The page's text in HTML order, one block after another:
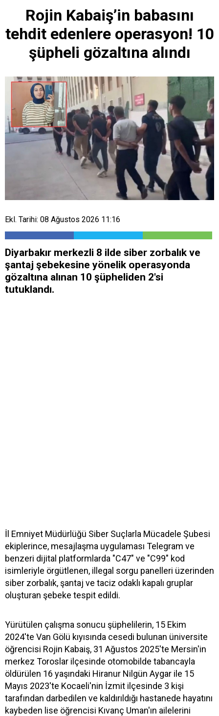
Rojin Kabaiş’in babasını
tehdit edenlere operasyon! 10
şüpheli gözaltına alındı
Ekl. Tarihi: 08 Ağustos 2026 11:16
Diyarbakır merkezli 8 ilde siber zorbalık ve
şantaj şebekesine yönelik operasyonda
gözaltına alınan 10 şüpheliden 2'si
tutuklandı.
İl Emniyet Müdürlüğü Siber Suçlarla Mücadele Şubesi
ekiplerince, mesajlaşma uygulaması Telegram ve
benzeri dijital platformlarda "C47" ve "C99" kod
isimleriyle örgütlenen, illegal sorgu panelleri üzerinden
siber zorbalık, şantaj ve taciz odaklı kapalı gruplar
oluşturan şebeke tespit edildi.
Yürütülen çalışma sonucu şüphelilerin, 15 Ekim
2024'te Van Gölü kıyısında cesedi bulunan üniversite
öğrencisi Rojin Kabaiş, 31 Ağustos 2025'te Mersin'in
merkez Toroslar ilçesinde otomobilde tabancayla
öldürülen 16 yaşındaki Hiranur Nilgün Aygar ile 15
Mayıs 2023'te Kocaeli'nin İzmit ilçesinde 3 kişi
tarafından darbedilen ve kaldırıldığı hastanede hayatını
kaybeden lise öğrencisi Kıvanç Uman'ın ailelerini